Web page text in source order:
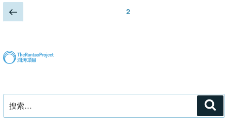
共
生
文
章
页
上
一
页2
索：